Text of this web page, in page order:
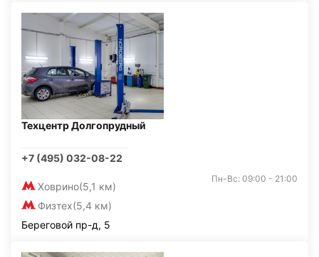
Техцентр Долгопрудный
+7 (495) 032-08-22
Ховрино(5,1 км)
Физтех(5,4 км)
Пн-Вс: 09:00 - 21:00
Береговой пр-д, 5